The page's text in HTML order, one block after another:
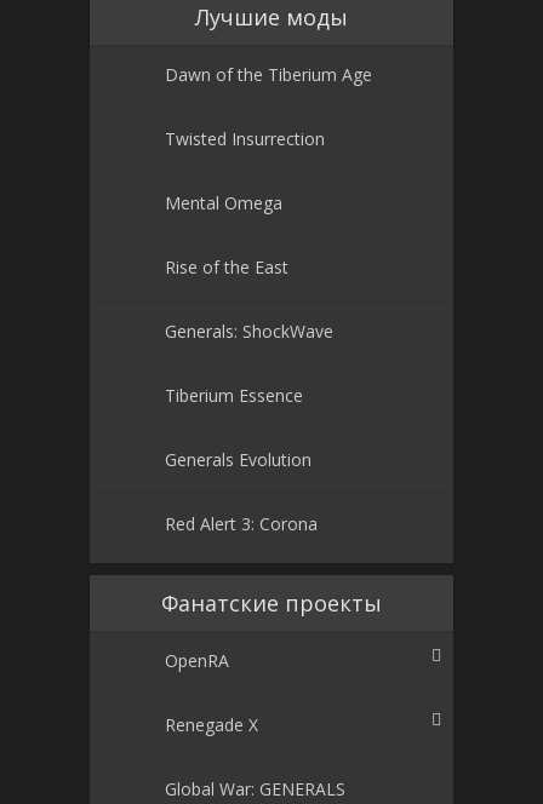
Лучшие моды
Dawn of the Tiberium Age
Twisted Insurrection
Mental Omega
Rise of the East
Generals: ShockWave
Tiberium Essence
Generals Evolution
Red Alert 3: Corona
Фанатские проекты
OpenRA
Renegade X
Global War: GENERALS